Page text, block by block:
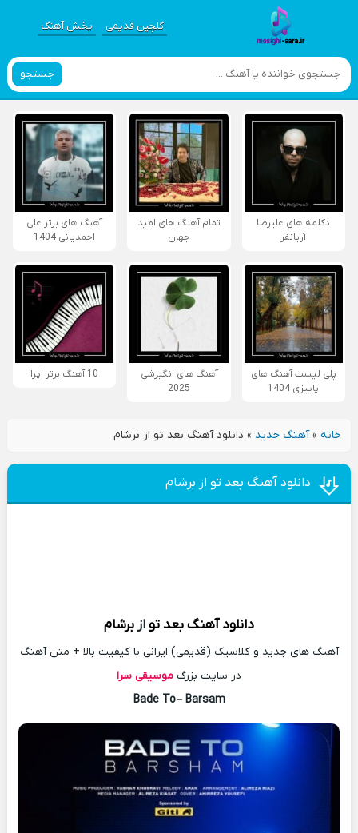
گلچین قدیمی پخش آهنگ
جستجو
دکلمه های علیرضا
آریانفر
تمام آهنگ های امید
جهان
آهنگ های برتر علی
احمدیانی 1404
پلی لیست آهنگ های
پاییزی 1404
آهنگ های انگیزشی
2025
10 آهنگ برتر اپرا
خانه»آهنگ جدید » دانلود آهنگ بعد تو از برشام
دانلود آهنگ بعد تو از برشام
دانلود آهنگبعد توازبرشام
آهنگ های جدید و کلاسیک (قدیمی) ایرانی با کیفیت بالا + متن آهنگ
در سایت بزرگ موسیقی سرا
Bade To– Barsam